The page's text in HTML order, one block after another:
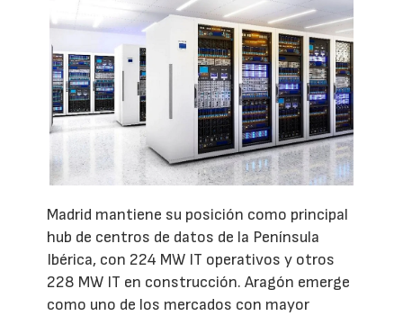
Madrid mantiene su posición como principal
hub de centros de datos de la Península
Ibérica, con 224 MW IT operativos y otros
228 MW IT en construcción. Aragón emerge
como uno de los mercados con mayor